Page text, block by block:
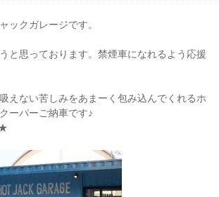
ックガレージです。
と思っております。禁煙車になれるよう応援
えない苦しみをあまーく包み込んでくれるホ
ーパーご納車です♪